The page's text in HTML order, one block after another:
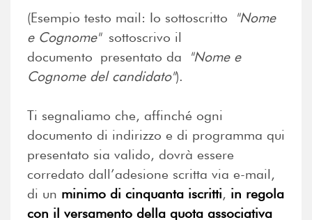
(Esempio testo mail: Io sottoscritto
"Nome
e Cognome"sottoscrivo il
documento presentato da
"Nome e
Cognome del candidato").
Ti segnaliamo che, affinché ogni
documento di indirizzo e di programma qui
presentato sia valido, dovrà essere
corredato dall’adesione scritta via e-mail,
di un minimo di cinquanta iscritti, in regola
con il versamento della quota associativa